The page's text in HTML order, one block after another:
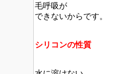
毛呼吸が
できないからです。
シリコンの性質